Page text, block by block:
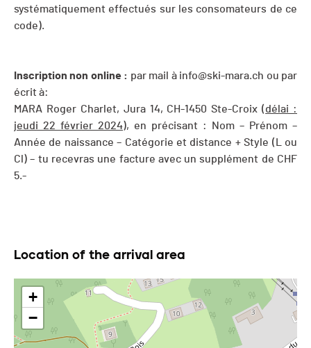
systématiquement effectués sur les consomateurs de ce
code).
Inscription non online : par mail à info@ski-mara.ch ou par
écrit à:
MARA Roger Charlet, Jura 14, CH-1450 Ste-Croix (délai :
jeudi 22 février 2024), en précisant : Nom – Prénom –
Année de naissance – Catégorie et distance + Style (L ou
Cl) – tu recevras une facture avec un supplément de CHF
5.-
Location of the arrival area
+
−